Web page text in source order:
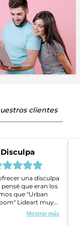
clientes
Disculpa
una disculpa
que eran los
que "Urban
Lideart muy
me ayudaron a
un problema que
Mostrar más